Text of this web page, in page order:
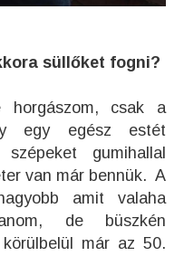
süllőket fogni?
horgászom, csak a
egy egész estét
gumihallal
van már bennük. A
amit valaha
de büszkén
már az 50.